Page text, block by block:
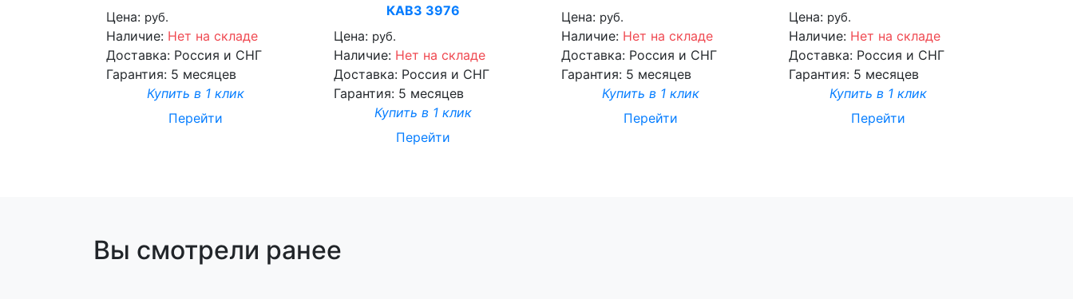
Цена: руб.
Наличие: Нет на складе
Доставка: Россия и СНГ
Гарантия: 5 месяцев
Купить в 1 клик
Перейти
КАВЗ 3976
Цена: руб.
Наличие: Нет на складе
Доставка: Россия и СНГ
Гарантия: 5 месяцев
Купить в 1 клик
Перейти
Цена: руб.
Наличие: Нет на складе
Доставка: Россия и СНГ
Гарантия: 5 месяцев
Купить в 1 клик
Перейти
Цена: руб.
Наличие: Нет на складе
Доставка: Россия и СНГ
Гарантия: 5 месяцев
Купить в 1 клик
Перейти
Вы смотрели ранее